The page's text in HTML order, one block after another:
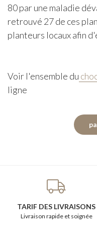
80 par une maladie
retrouvé 27 de ces
planteurs locaux afin
Voir l'ensemble du
ligne
TARIF DES LIVRAISONS
Livraison rapide et soignée